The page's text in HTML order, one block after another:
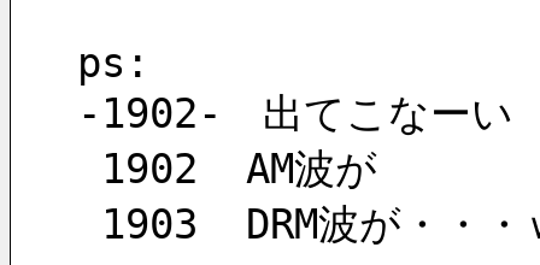
ps:
-1902-　出てこなーい
1902  AM波が
1903  DRM波が・・